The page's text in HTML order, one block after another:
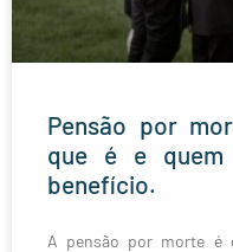
Pensão por
que é e
benefício.
A pensão por morte é